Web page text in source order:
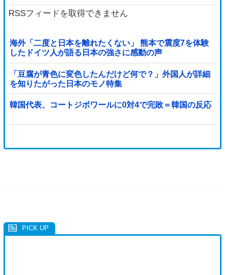
RSSフィードを取得できません
海外「二度と日本を離れたくない」 熊本で震度7を体験
したドイツ人が語る日本の強さに感動の声
「豆腐が青色に変色したんだけど何で？」外国人が詳細
を知りたがった日本のモノ特集
韓国代表、コートジボワールに0対4で完敗＝韓国の反応